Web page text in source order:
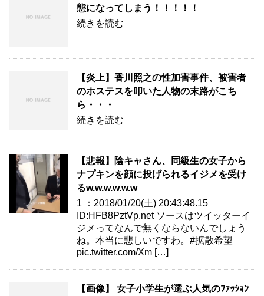
態になってしまう！！！！！
続きを読む
【炎上】香川照之の性加害事件、被害者
のホステスを叩いた人物の末路がこち
ら・・・
続きを読む
【悲報】陰キャさん、同級生の女子から
ナプキンを顔に投げられるイジメを受け
るw.w.w.w.w.w
1 ：2018/01/20(土) 20:43:48.15
ID:HFB8PztVp.net ソースはツイッターイ
ジメってなんで無くならないんでしょう
ね。本当に悲しいですわ。#拡散希望
pic.twitter.com/Xm […]
【画像】 女子小学生が選ぶ人気のﾌｧｯｼｮﾝ